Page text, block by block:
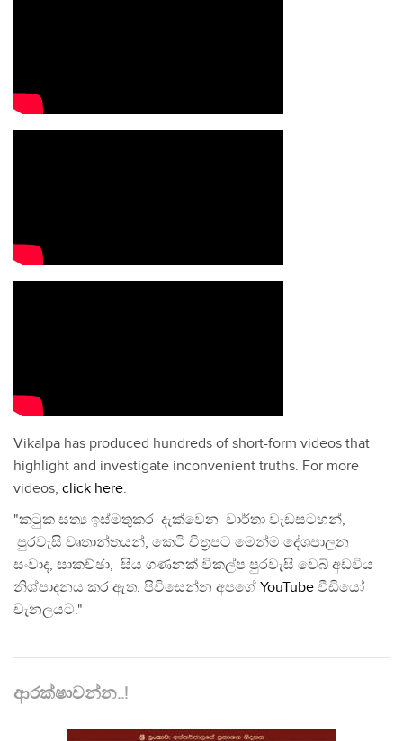
Vikalpa has produced hundreds of short-form videos that
highlight and investigate inconvenient truths. For more
videos, click here.
"කටුක සත්‍ය ඉස්මතුකර දැක්වෙන වාර්තා වැඩසටහන්,
පුරවැසි වෘතාන්තයන්, කෙටි චිත්‍රපට මෙන්ම දේශපාලන
සංවාද, සාකච්ඡා, සිය ගණනක් විකල්ප පුරවැසි වෙබ් අඩවිය
නිශ්පාදනය කර ඇත. පිවිසෙන්න අපගේ YouTube වීඩියෝ
චැනලයට."
ආරක්ෂාවන්න..!